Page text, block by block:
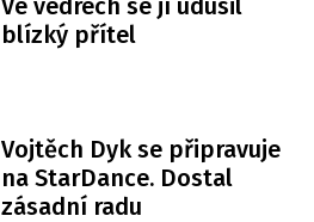
blízký přítel
Vojtěch Dyk se připravuje
na StarDance. Dostal
zásadní radu